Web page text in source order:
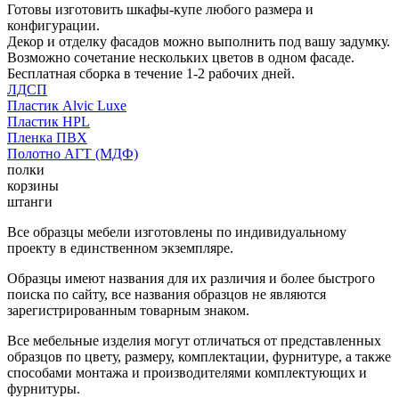
Готовы изготовить шкафы-купе любого размера и
конфигурации.
Декор и отделку фасадов можно выполнить под вашу задумку.
Возможно сочетание нескольких цветов в одном фасаде.
Бесплатная сборка в течение 1-2 рабочих дней.
ЛДСП
Пластик Alvic Luxe
Пластик HPL
Пленка ПВХ
Полотно АГТ (МДФ)
полки
корзины
штанги
Все образцы мебели изготовлены по индивидуальному
проекту в единственном экземпляре.
Образцы имеют названия для их различия и более быстрого
поиска по сайту, все названия образцов не являются
зарегистрированным товарным знаком.
Все мебельные изделия могут отличаться от представленных
образцов по цвету, размеру, комплектации, фурнитуре, а также
способами монтажа и производителями комплектующих и
фурнитуры.